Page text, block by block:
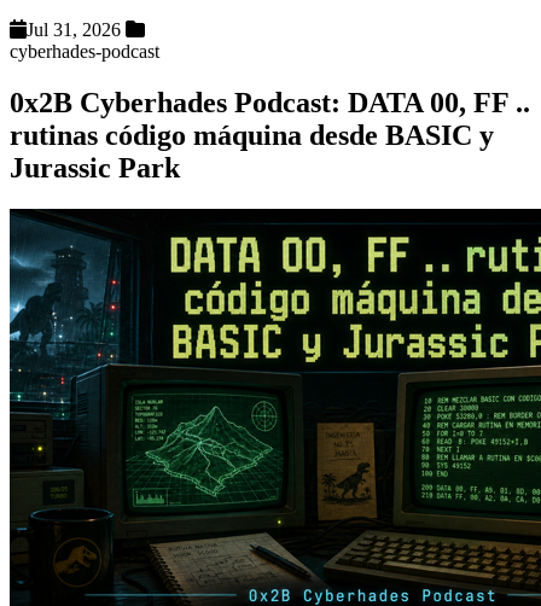
Jul 31, 2026
cyberhades-podcast
0x2B Cyberhades Podcast: DATA 00, FF ..
rutinas código máquina desde BASIC y
Jurassic Park